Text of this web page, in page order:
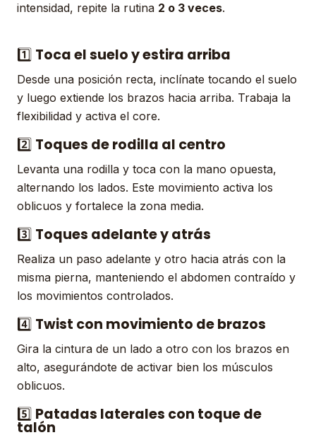
intensidad, repite la rutina 2 o 3 veces.
1️⃣ Toca el suelo y estira arriba
Desde una posición recta, inclínate tocando el suelo
y luego extiende los brazos hacia arriba. Trabaja la
flexibilidad y activa el core.
2️⃣ Toques de rodilla al centro
Levanta una rodilla y toca con la mano opuesta,
alternando los lados. Este movimiento activa los
oblicuos y fortalece la zona media.
3️⃣ Toques adelante y atrás
Realiza un paso adelante y otro hacia atrás con la
misma pierna, manteniendo el abdomen contraído y
los movimientos controlados.
4️⃣ Twist con movimiento de brazos
Gira la cintura de un lado a otro con los brazos en
alto, asegurándote de activar bien los músculos
oblicuos.
5️⃣ Patadas laterales con toque de
talón